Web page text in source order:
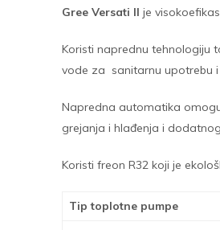
Gree Versati II je
Koristi naprednu tehnologiju
vode za sanitarnu upotrebu
Napredna automatika
grejanja i hlađenja i
Koristi freon R32 koji je
Tip toplotne pumpe